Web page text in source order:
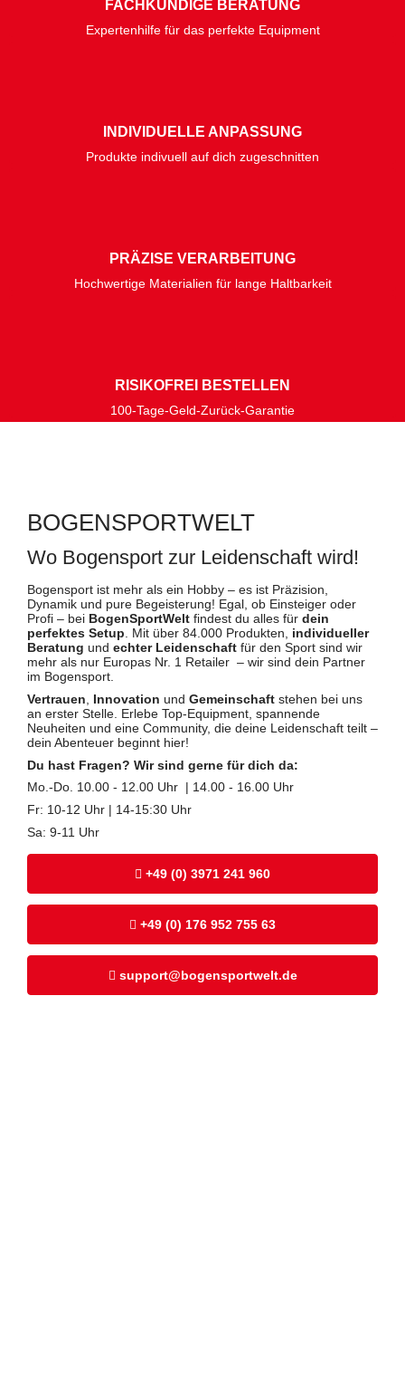
FACHKUNDIGE BERATUNG
Expertenhilfe für das perfekte Equipment
INDIVIDUELLE ANPASSUNG
Produkte indivuell auf dich zugeschnitten
PRÄZISE VERARBEITUNG
Hochwertige Materialien für lange Haltbarkeit
RISIKOFREI BESTELLEN
100-Tage-Geld-Zurück-Garantie
BOGENSPORTWELT
Wo Bogensport zur Leidenschaft wird!
Bogensport ist mehr als ein Hobby – es ist Präzision,
Dynamik und pure Begeisterung! Egal, ob Einsteiger oder
Profi – bei BogenSportWelt findest du alles für dein
perfektes Setup . Mit über 84.000 Produkten, individueller
Beratung und echter Leidenschaft für den Sport sind wir
mehr als nur Europas Nr. 1 Retailer – wir sind dein Partner
im Bogensport.
Vertrauen
Innovation und Gemeinschaft stehen bei uns
an erster Stelle. Erlebe Top-Equipment, spannende
Neuheiten und eine Community, die deine Leidenschaft teilt –
dein Abenteuer beginnt hier!
Du hast Fragen? Wir sind gerne für dich da:
Mo.-Do. 10.00 - 12.00 Uhr | 14.00 - 16.00 Uhr
Fr: 10-12 Uhr | 14-15:30 Uhr
Sa: 9-11 Uhr
+49 (0) 3971 241 960
+49 (0) 176 952 755 63
support@bogensportwelt.de